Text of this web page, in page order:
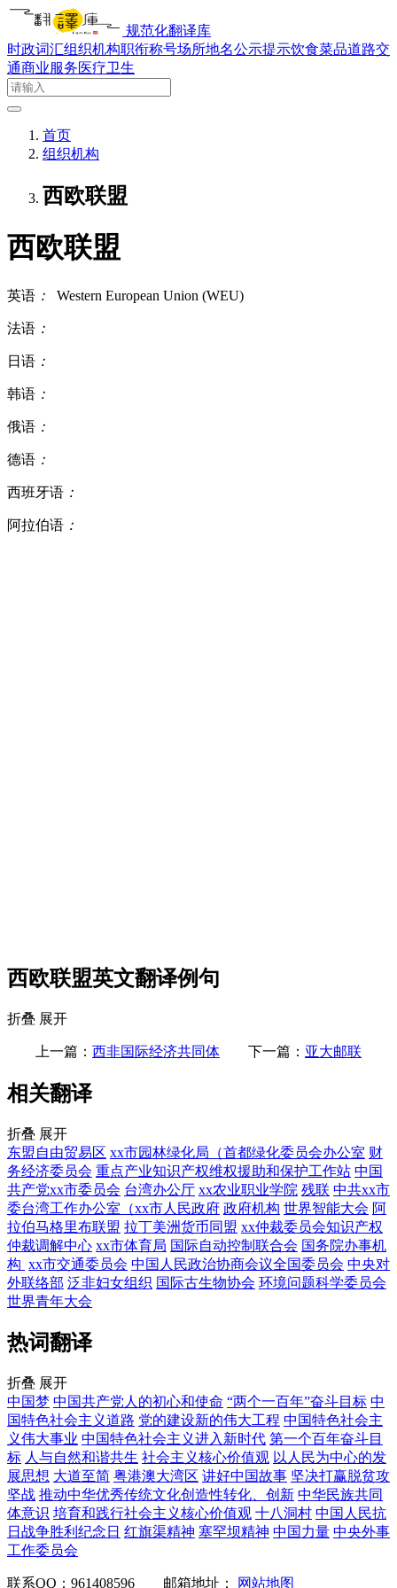
规范化翻译库
时政词汇组织机构职衔称号场所地名公示提示饮食菜品道路交
通商业服务医疗卫生
首页
组织机构
西欧联盟
西欧联盟
英语 ： Western European Union (WEU)
法语 ：
日语 ：
韩语 ：
俄语 ：
德语 ：
西班牙语 ：
阿拉伯语 ：
西欧联盟英文翻译例句
折叠 展开
上一篇： 西非国际经济共同体 下一篇： 亚大邮联
相关翻译
折叠 展开
东盟自由贸易区 xx市园林绿化局（首都绿化委员会办公室 财
务经济委员会 重点产业知识产权维权援助和保护工作站 中国
共产党xx市委员会 台湾办公厅 xx农业职业学院 残联 中共xx市
委台湾工作办公室（xx市人民政府 政府机构 世界智能大会 阿
拉伯马格里布联盟 拉丁美洲货币同盟 xx仲裁委员会知识产权
仲裁调解中心 xx市体育局 国际自动控制联合会 国务院办事机
构 xx市交通委员会 中国人民政治协商会议全国委员会 中央对
外联络部 泛非妇女组织 国际古生物协会 环境问题科学委员会
世界青年大会
热词翻译
折叠 展开
中国梦 中国共产党人的初心和使命 “两个一百年”奋斗目标 中
国特色社会主义道路 党的建设新的伟大工程 中国特色社会主
义伟大事业 中国特色社会主义进入新时代 第一个百年奋斗目
标 人与自然和谐共生 社会主义核心价值观 以人民为中心的发
展思想 大道至简 粤港澳大湾区 讲好中国故事 坚决打赢脱贫攻
坚战 推动中华优秀传统文化创造性转化、创新 中华民族共同
体意识 培育和践行社会主义核心价值观 十八洞村 中国人民抗
日战争胜利纪念日 红旗渠精神 塞罕坝精神 中国力量 中央外事
工作委员会
联系QQ：961408596 邮箱地址： 网站地图